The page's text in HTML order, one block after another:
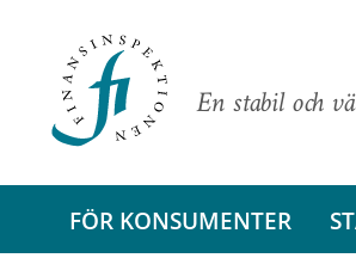
En stabil och
FÖR KONSUMENTER